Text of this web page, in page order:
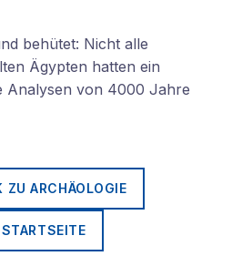
behütet: Nicht alle
Ägypten hatten ein
Analysen von 4000 Jahre
ZUARCHÄOLOGIE
STARTSEITE